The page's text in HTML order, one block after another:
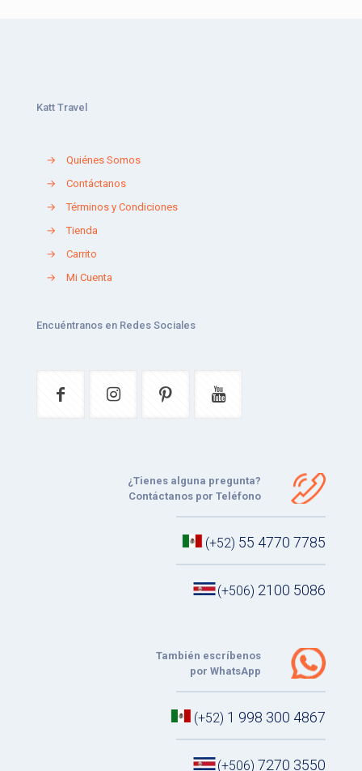
Katt Travel
→
Quiénes Somos
→
Contáctanos
→
Términos y Condiciones
→
Tienda
→
Carrito
→
Mi Cuenta
Encuéntranos en Redes Sociales
¿Tienes alguna pregunta?
Contáctanos por Teléfono
(+52) 55 4770 7785
(+506) 2100 5086
También escríbenos
por WhatsApp
(+52) 1 998 300 4867
(+506) 7270 3550